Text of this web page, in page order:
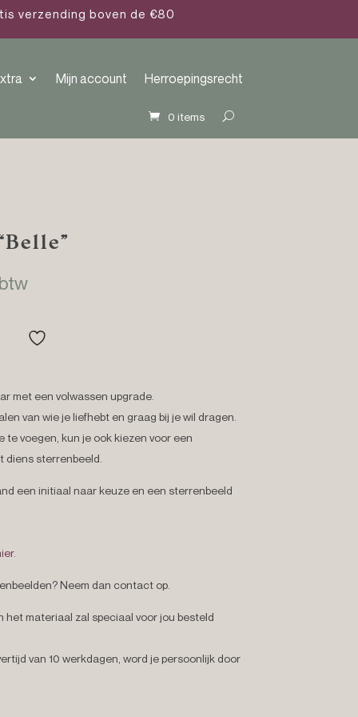
verzending boven de €80
Mijn account Herroepingsrecht
0 items
met een volwassen upgrade.
van wie je liefhebt en graag bij je wil dragen.
te voegen, kun je ook kiezen voor een
sterrenbeeld.
een initiaal naar keuze en een sterrenbeeld
.
Neem dan contact op.
het materiaal zal speciaal voor jou besteld
van 10 werkdagen, word je persoonlijk door